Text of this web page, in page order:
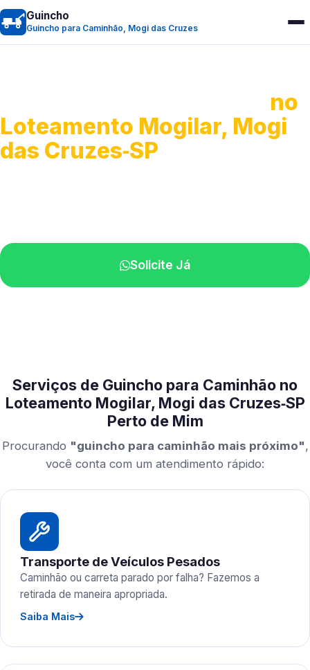
Guincho
Guincho para Caminhão, Mogi das Cruzes
no
Loteamento Mogilar, Mogi
das Cruzes‑SP
Solicite Já
Serviços de Guincho para Caminhão no
Loteamento Mogilar, Mogi das Cruzes‑SP
Perto de Mim
Procurando "guincho para caminhão mais próximo",
você conta com um atendimento rápido:
Transporte de Veículos Pesados
Caminhão ou carreta parado por falha? Fazemos a
retirada de maneira apropriada.
Saiba Mais